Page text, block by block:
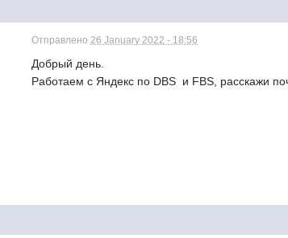
Отправлено26 January 2022 - 18:56
Добрый день.
Работаем с Яндекс по DBS и FBS, расскажи